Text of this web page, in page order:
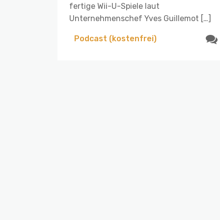
fertige Wii-U-Spiele laut
Unternehmenschef Yves Guillemot […]
Podcast (kostenfrei)